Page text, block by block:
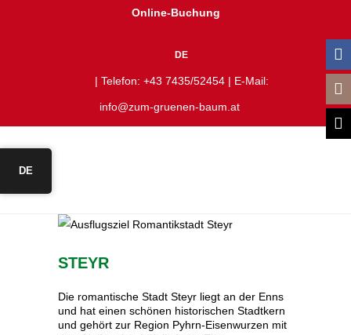
Online-Buchung
DE
| Telefon: +43 7435/52454| E-Mail:
info@zum-gruenen-baum.at
STEYR
Die romantische Stadt Steyr liegt an der Enns
und hat einen schönen historischen Stadtkern
und gehört zur Region Pyhrn-Eisenwurzen mit
DE